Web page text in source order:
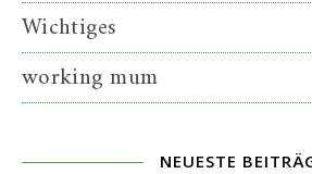
Wichtiges
working mum
NEUESTE